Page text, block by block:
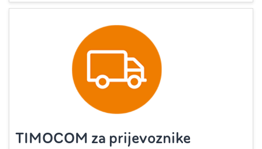
TIMOCOM za prijevoznike